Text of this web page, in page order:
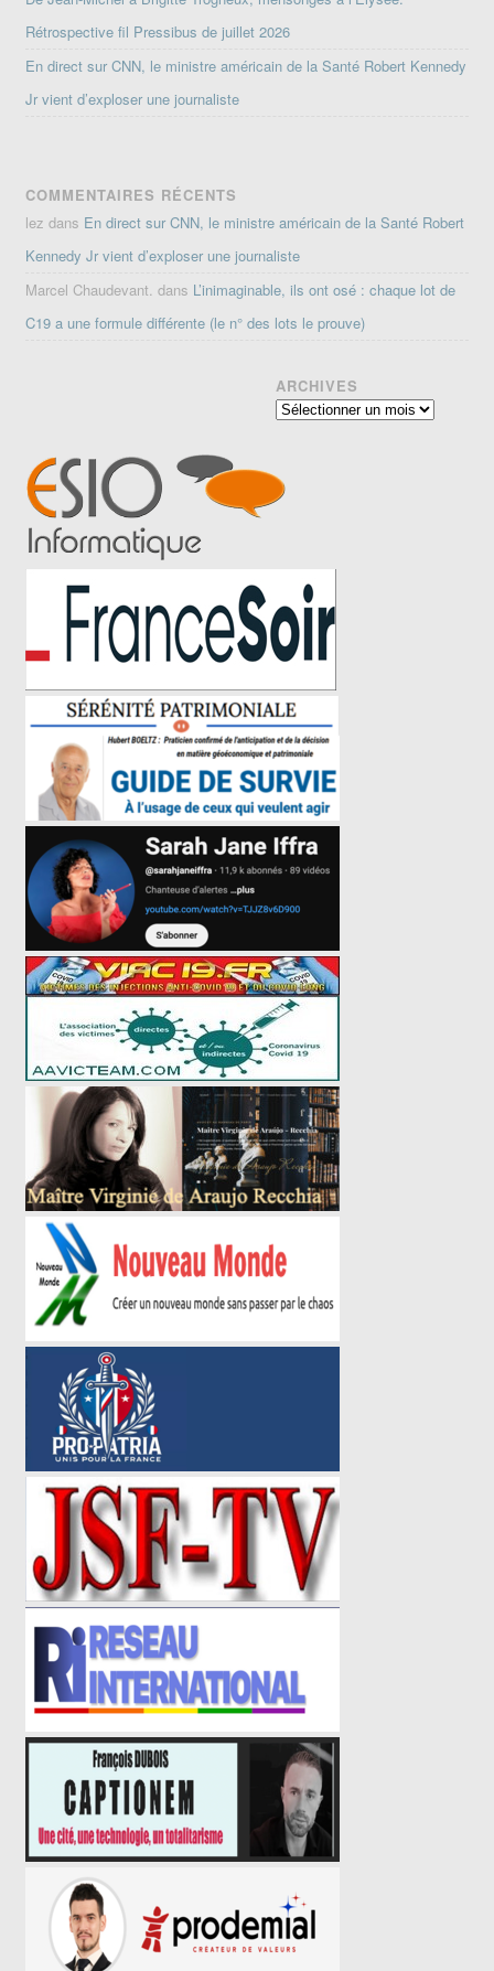
Rétrospective fil Pressibus de juillet 2026
En direct sur CNN, le ministre américain de la Santé Robert Kennedy
Jr vient d’exploser une journaliste
COMMENTAIRES RÉCENTS
lez dans En direct sur CNN, le ministre américain de la Santé Robert
Kennedy Jr vient d’exploser une journaliste
Marcel Chaudevant. dans L’inimaginable, ils ont osé : chaque lot de
C19 a une formule différente (le n° des lots le prouve)
ARCHIVES
Archives